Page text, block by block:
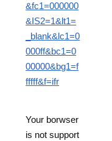
&fc1=000000
&IS2=1&lt1=
_blank&lc1=0
000ff&bc1=0
00000&bg1=f
fffff&f=ifr
Your borwser
is not support